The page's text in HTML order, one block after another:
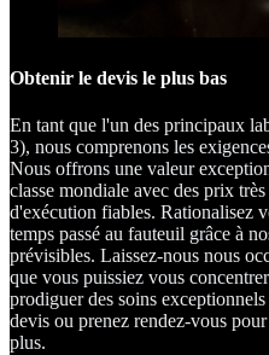
Obtenir le devis le plus bas
En tant que l'un des principaux
3), nous comprenons les
Nous offrons une valeur
classe mondiale avec des prix
d'exécution fiables. Rationalisez
temps passé au fauteuil grâce à
prévisibles. Laissez-nous nous
que vous puissiez vous
prodiguer des soins
devis ou prenez rendez-vous
plus.